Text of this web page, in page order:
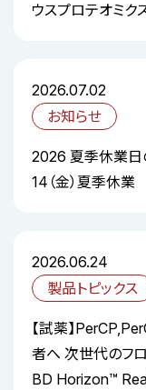
ウスプロテオミクス
2026.07.02
お知らせ
2026 夏季休業日
14（金）夏季休業
2026.06.24
製品トピックス
【試薬】
者へ 次世代のフ
BD Horizon™